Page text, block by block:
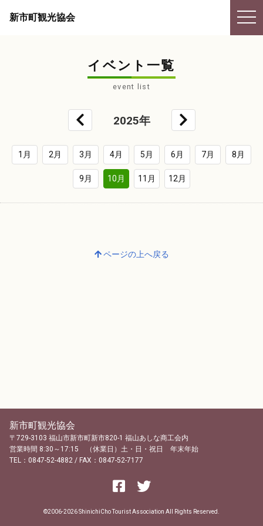
新市町観光協会
イベント一覧
event list
2025年
1月 2月 3月 4月 5月 6月 7月 8月
9月 10月 11月 12月
ページの上へ戻る
新市町観光協会
〒729-3103 福山市新市町新市820-1 福山あしな商工会内
営業時間 8:30～17:15 （休業日）土・日・祝日 年末年始
TEL：0847-52-4882 / FAX：0847-52-7177
©2006-2026 ShinichiCho Tourist Association All Rights Reserved.